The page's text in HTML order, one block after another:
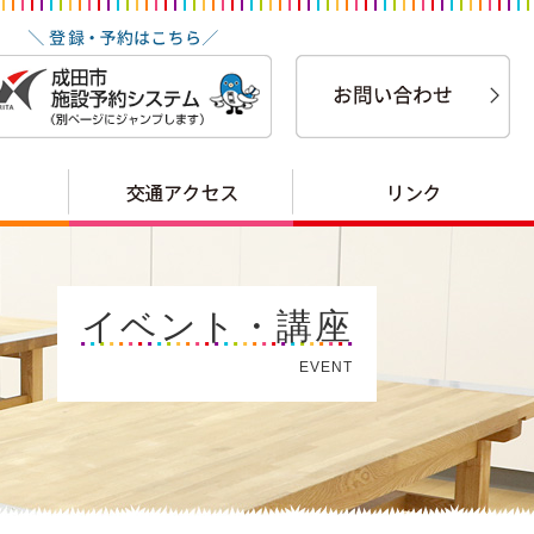
イベント・講座
EVENT